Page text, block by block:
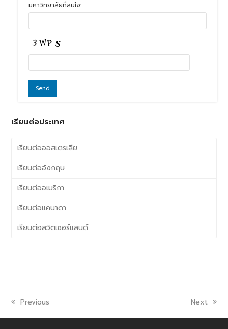
มหาวิทยาลัยที่สนใจ:
เรียนต่อประเทศ
เรียนต่อออสเตรเลีย
เรียนต่ออังกฤษ
เรียนต่ออเมริกา
เรียนต่อแคนาดา
เรียนต่อสวิตเซอร์แลนด์
Previous Next